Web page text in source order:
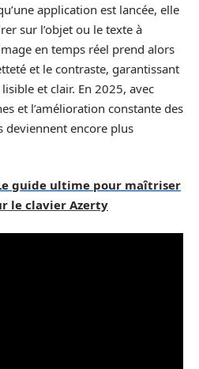
application est lancée, elle
sur l’objet ou le texte à
en temps réel prend alors
et le contraste, garantissant
et clair. En 2025, avec
et l’amélioration constante des
deviennent encore plus
guide ultime pour maîtriser
le clavier Azerty